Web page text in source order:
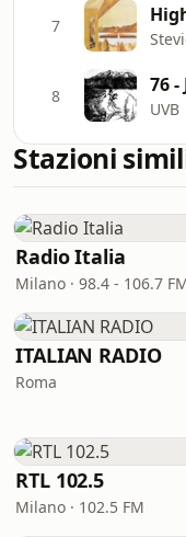
7
8 76 -
UVB
Stazioni
Radio Italia
Milano · 98.4 - 106.7
ITALIAN RADIO
Roma
RTL 102.5
Milano · 102.5 FM